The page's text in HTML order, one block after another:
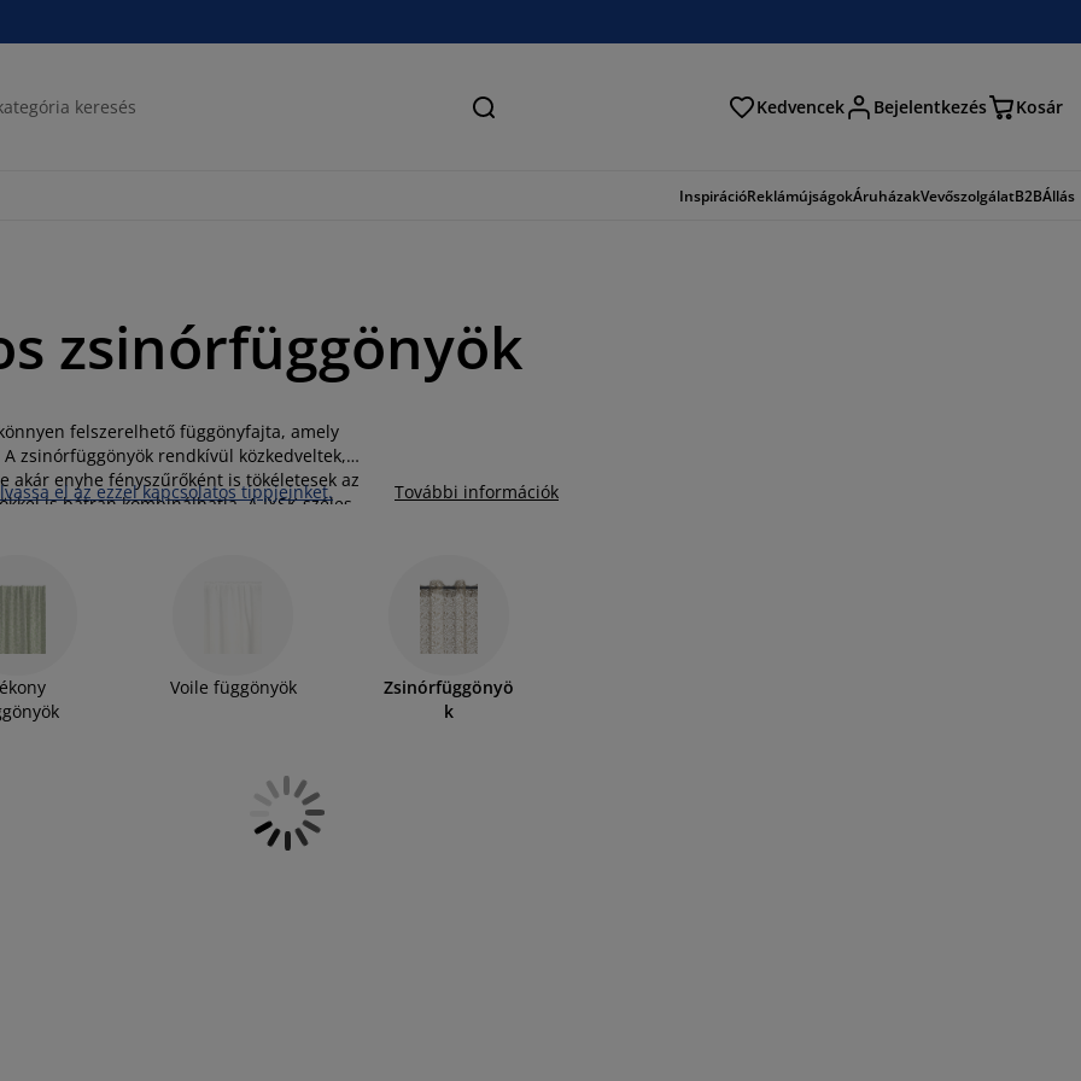
Keresés Kedvencek Bejelentkezés Kosár
InspirációReklámújságokÁruházakVevőszolgálatB2BÁllás
zsinórfüggönyök
felszerelhető függönyfajta, amely
zsinórfüggönyök rendkívül közkedveltek,
akár enyhe fényszűrőként is tökéletesek az
is bátran kombinálhatja. A JYSK széles
légáteresztő ablaköltöztetőként
el az ezzel kapcsolatos tippjeinket. További információk
Voile függönyök
Zsinórfüggönyö
k